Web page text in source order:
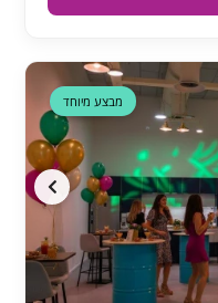
דקה 90
מבצע מיוחד